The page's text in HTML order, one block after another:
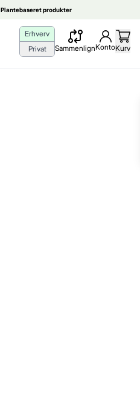
Plantebaseret produkter
Erhverv
Privat
SammenlignKontoKurv